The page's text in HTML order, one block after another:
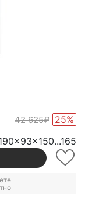
42 625₽ 25%